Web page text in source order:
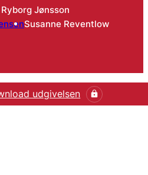
Jønsson
Susanne Reventlow
udgivelsen